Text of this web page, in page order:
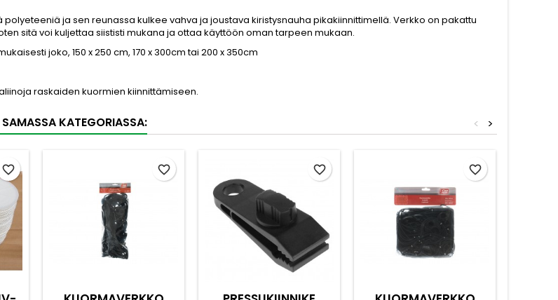
ja sen reunassa kulkee vahva ja joustava kiristysnauha pikakiinnittimellä. Verkko on pakattu
sitä voi kuljettaa siististi mukana ja ottaa käyttöön oman tarpeen mukaan.
joko, 150 x 250 cm, 170 x 300cm tai 200 x 350cm
raskaiden kuormien kiinnittämiseen.
KATEGORIASSA: >
<
favorite_border favorite_border favorite_border favorite_border